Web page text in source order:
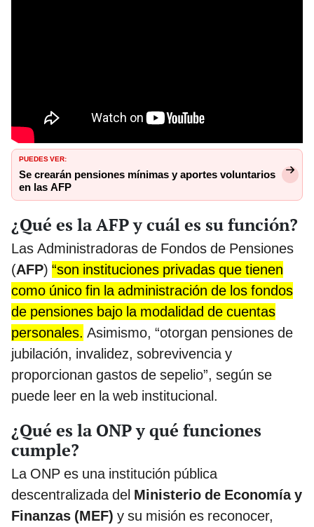
PUEDES VER:
Se crearán pensiones mínimas y aportes voluntarios
en las AFP
¿Qué es la AFP y cuál es su función?
Las Administradoras de Fondos de Pensiones
(AFP) “son instituciones privadas que tienen
como único fin la administración de los fondos
de pensiones bajo la modalidad de cuentas
personales. Asimismo, “otorgan pensiones de
jubilación, invalidez, sobrevivencia y
proporcionan gastos de sepelio”, según se
puede leer en la web institucional.
¿Qué es la ONP y qué funciones
cumple?
La ONP es una institución pública
descentralizada del Ministerio de Economía y
Finanzas (MEF) y su misión es reconocer,